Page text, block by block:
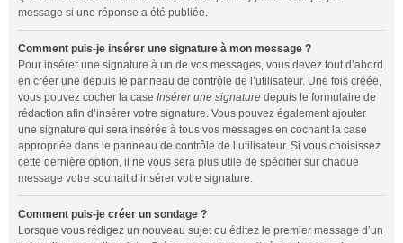
message si une réponse a été publiée.
Comment puis-je insérer une signature à mon message ?
Pour insérer une signature à un de vos messages, vous devez tout d’abord
en créer une depuis le panneau de contrôle de l’utilisateur. Une fois créée,
vous pouvez cocher la case Insérer une signature depuis le formulaire de
rédaction afin d’insérer votre signature. Vous pouvez également ajouter
une signature qui sera insérée à tous vos messages en cochant la case
appropriée dans le panneau de contrôle de l’utilisateur. Si vous choisissez
cette dernière option, il ne vous sera plus utile de spécifier sur chaque
message votre souhait d’insérer votre signature.
Comment puis-je créer un sondage ?
Lorsque vous rédigez un nouveau sujet ou éditez le premier message d’un